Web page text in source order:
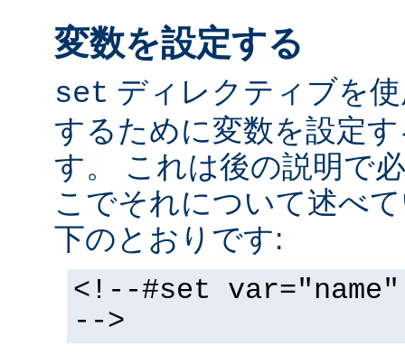
変数を設定する
set ディレクティブを
するために変数を設定
す。 これは後の説明で
こでそれについて述べ
下のとおりです:
<!--#set
-->